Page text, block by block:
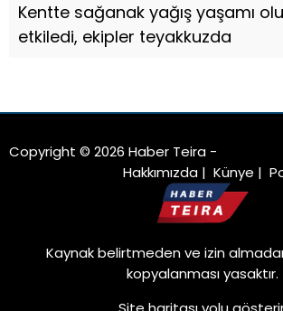
Kentte sağanak yağış yaşamı
etkiledi, ekipler teyakkuzda
Copyright © 2026 Haber Teira -
Hakkımızda | Künye |
Kaynak belirtmeden ve izin
kopyalanması yasaktır.